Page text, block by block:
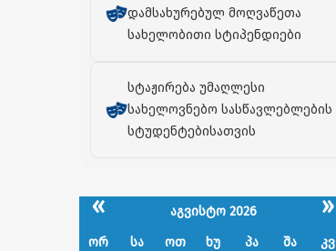
დამსახურებულ მოღვაწეთა
სახელობითი სტიპენდიები
სტაჟირება უმაღლესი
სახელოვნებო სასწავლებლების
სტუდენტებისათვის
« აგვისტო 2026 »
ორ სა ოთ ხუ პა შა
კვ